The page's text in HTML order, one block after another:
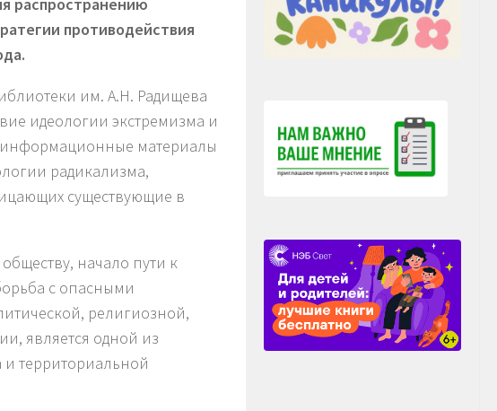
противодействия
им. А.Н. Радищева
идеологии экстремизма и
информационные материалы
радикализма,
существующие в
начало пути к
с опасными
религиозной,
является одной из
и территориальной